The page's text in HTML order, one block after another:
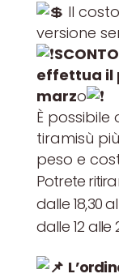
Il
versione
effettua il
marzo
È
tiramisù
peso e
Potrete
dalle 18,30
dalle 12 alle